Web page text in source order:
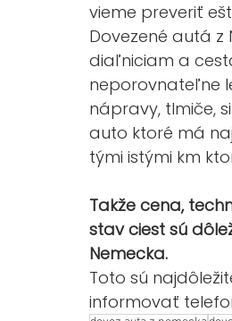
vieme preveriť
Dovezené autá
diaľniciam a
neporovnateľne
nápravy, tlmiče,
auto ktoré má
tými istými km
Takže cena,
stav ciest sú
Nemecka.
Toto sú
informovať